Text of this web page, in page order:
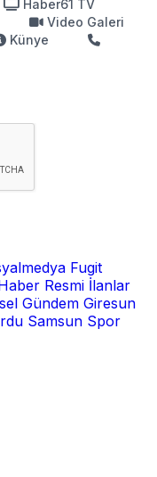
Haber61 TV
Video Galeri
Künye
Fugit
Resmi İlanlar
Gündem Giresun
Samsun Spor